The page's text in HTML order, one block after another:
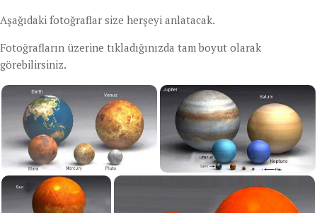
Aşağıdaki fotoğraflar size herşeyi anlatacak.
Fotoğrafların üzerine tıkladığınızda tam boyut olarak
görebilirsiniz.